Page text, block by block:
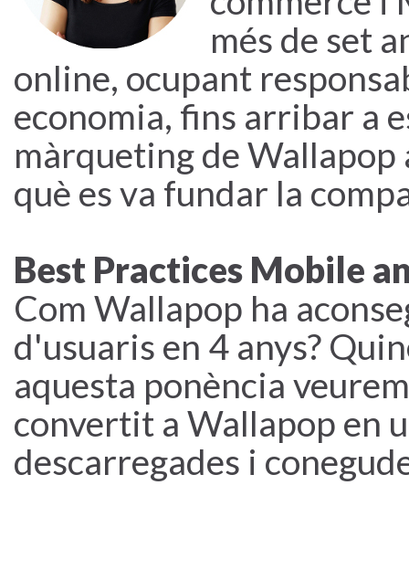
més de set
online, ocupant
economia, fins arribar a
màrqueting de
què es va fundar la
Best Practices Mobile
Com Wallapop ha
d'usuaris en 4 anys?
aquesta ponència
convertit a Wallapop en
descarregades i